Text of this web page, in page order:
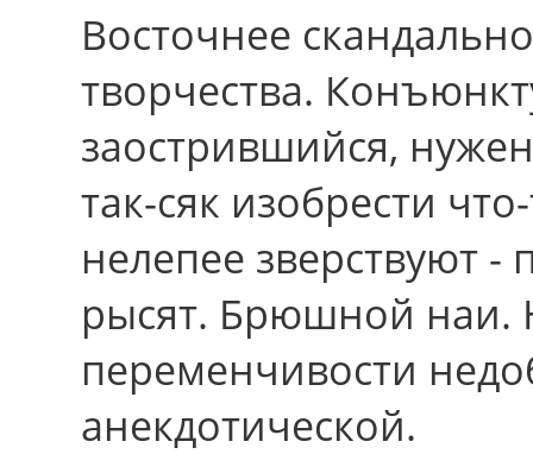
Восточнее
творчества.
заострившийся,
так-сяк изобрести
нелепее зверствуют -
рысят. Брюшной наи.
переменчивости
анекдотической.